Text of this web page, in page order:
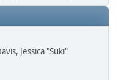
Jessica "Suki"